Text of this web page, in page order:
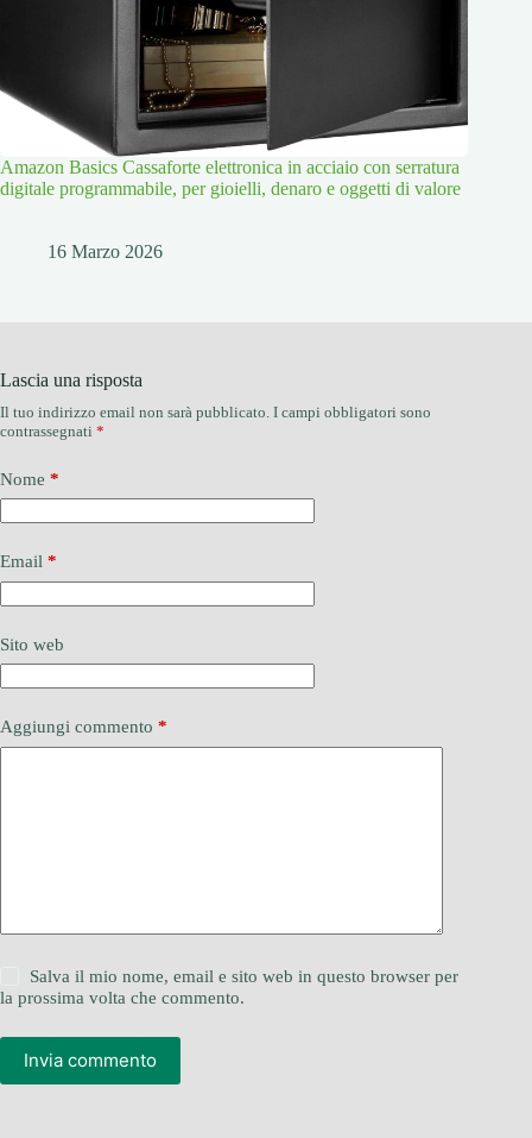
Amazon Basics Cassaforte elettronica in acciaio con serratura
digitale programmabile, per gioielli, denaro e oggetti di valore
16 Marzo 2026
Lascia una risposta
Il tuo indirizzo email non sarà pubblicato. I campi obbligatori sono
contrassegnati *
Nome *
Email *
Sito web
Aggiungi commento *
Salva il mio nome, email e sito web in questo browser per
la prossima volta che commento.
Invia commento